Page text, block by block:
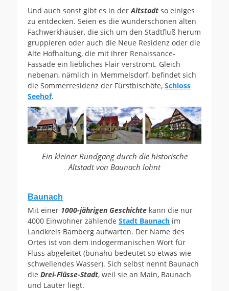
Und auch sonst gibt es in der Altstadt so einiges
zu entdecken. Seien es die wunderschönen alten
Fachwerkhäuser, die sich um den Stadtfluß herum
gruppieren oder auch die Neue Residenz oder die
Alte Hofhaltung, die mit ihrer Renaissance-
Fassade ein liebliches Flair verströmt. Gleich
nebenan, nämlich in Memmelsdorf, befindet sich
die Sommerresidenz der Fürstbischöfe, Schloss
Seehof.
Ein kleiner Rundgang durch die historische
Altstadt von Baunach lohnt
Baunach
Mit einer 1000-jährigen Geschichte kann die nur
4000 Einwohner zählende Stadt Baunach im
Landkreis Bamberg aufwarten. Der Name des
Ortes ist von dem indogermanischen Wort für
Fluss abgeleitet (bunahu bedeutet so etwas wie
schwellendes Wasser). Sich selbst nennt Baunach
die Drei-Flüsse-Stadt, weil sie an Main, Baunach
und Lauter liegt.